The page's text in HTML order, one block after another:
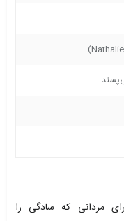
مردانی که سادگی را